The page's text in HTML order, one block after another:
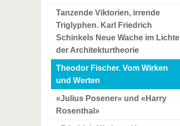
Tanzende Viktorien, irrende
Triglyphen. Karl Friedrich
Schinkels Neue Wache im Lichte
der Architekturtheorie
Theodor Fischer. Vom Wirken
und Werten
«Julius Posener» und «Harry
Rosenthal»